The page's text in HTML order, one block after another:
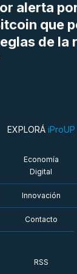
alerta
que
de la
EXPLORÁ iProUP
Economía
Digital
Innovación
Contacto
RSS